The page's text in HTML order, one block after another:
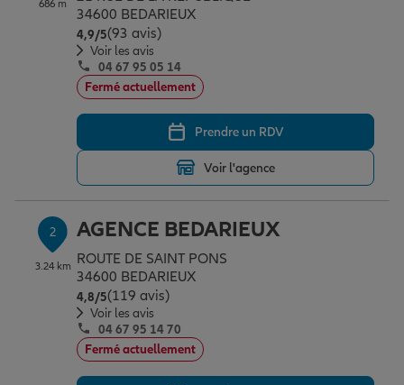
Assurance emprunteur
Prévoyance et dépendance
Assurance animal de compagnie
Protection de la famille
Protection juridique
Épargne & retraite
Plan épargne retraite
Assurance vie
Placements financiers
Investissements immobiliers
Transmission
Vos projets
Partir en vacances
Déménager
Changer de voiture
Départ à la retraite
Conseil assurance
Outre-mer
Assurance auto
Assurance habitation
Professionnels
Allianz en France
686 m
34600 BEDARIEUX
4,9/5Note de 4.9 sur 5
(93 avis)
Voir les avis
04 67 95 05 14
Fermé actuellement
Prendre un RDV
Voir l'agence
2
3.24 km
AGENCE BEDARIEUX
ROUTE DE SAINT PONS
34600 BEDARIEUX
4,8/5Note de 4.8 sur 5
(119 avis)
Voir les avis
04 67 95 14 70
Fermé actuellement